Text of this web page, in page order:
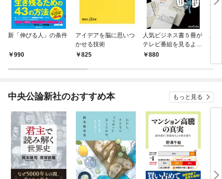
新「伸びる人」の条件
990
アイデアを脳に思いつ
かせる技術
825
人気ビジネス書５冊が
テレビ番組を見るよう
にスイスイ頭に入って
880
中央公論新社のおすすめ本 もっと見る